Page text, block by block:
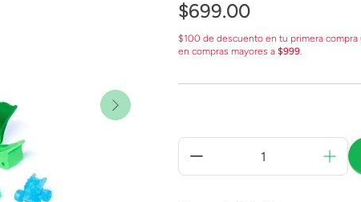
$699.00
$100 de descuento en tu primera compra
en compras mayores a $999.